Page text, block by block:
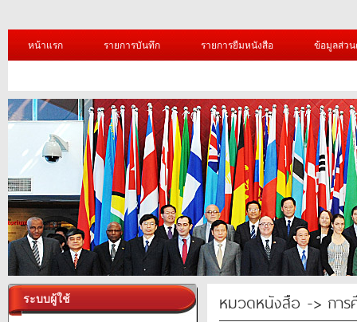
หน้าแรก รายการบันทึก รายการยืมหนังสือ ข้อมูลส่ว
ระบบผู้ใช้ หมวดหนังสือ -> การ